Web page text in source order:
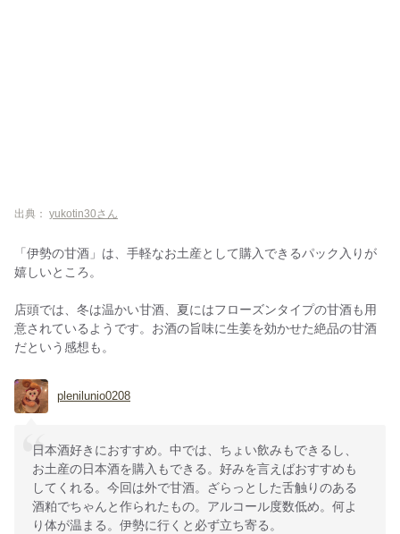
出典： yukotin30さん
「伊勢の甘酒」は、手軽なお土産として購入できるパック入りが
嬉しいところ。
店頭では、冬は温かい甘酒、夏にはフローズンタイプの甘酒も用
意されているようです。お酒の旨味に生姜を効かせた絶品の甘酒
だという感想も。
plenilunio0208
日本酒好きにおすすめ。中では、ちょい飲みもできるし、
お土産の日本酒を購入もできる。好みを言えばおすすめも
してくれる。今回は外で甘酒。ざらっとした舌触りのある
酒粕でちゃんと作られたもの。アルコール度数低め。何よ
り体が温まる。伊勢に行くと必ず立ち寄る。